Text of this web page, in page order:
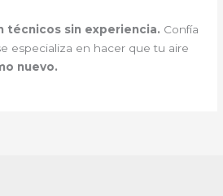
técnicos sin experiencia. Confía
especializa en hacer que tu aire
nuevo.